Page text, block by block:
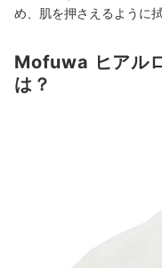
め、肌を押さえるように
Mofuwa ヒアル
は？